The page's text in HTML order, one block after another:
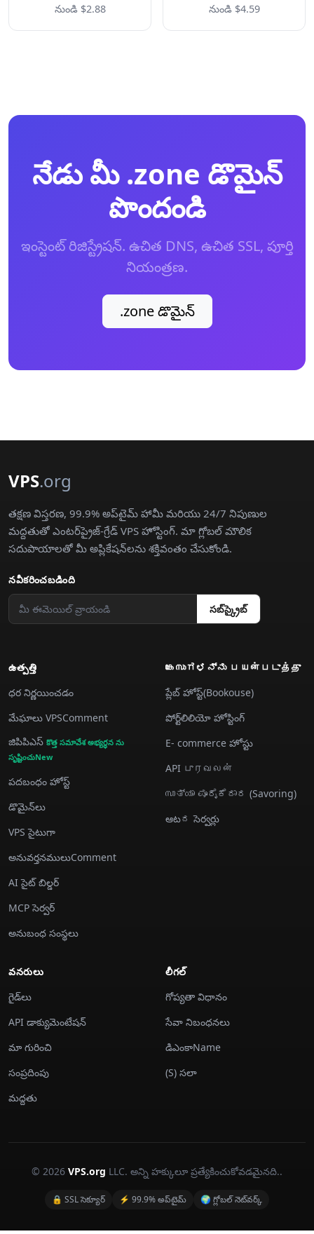
నుండి $2.88 నుండి $4.59
నేడు మీ .zone డొమైన్
పొందండి
ఇంస్టెంట్ రిజిస్ట్రేషన్. ఉచిత DNS, ఉచిత SSL, పూర్తి
నియంత్రణ.
.zone డొమైన్
VPS.org
తక్షణ విస్తరణ, 99.9% అప్‌టైమ్ హామీ మరియు 24/7 నిపుణుల
మద్దతుతో ఎంటర్‌ప్రైజ్-గ్రేడ్ VPS హోస్టింగ్. మా గ్లోబల్ మౌలిక
సదుపాయాలతో మీ అప్లికేషన్‌లను శక్తివంతం చేసుకోండి.
నవీకరించబడింది
సబ్‌స్క్రైబ్
ఉత్పత్తి
ధర నిర్ణయించడం
మేఘాలు VPSComment
జిపిపిఎస్ కొత్త సమావేశ అభ్యర్థన ను
సృష్టించుNew
పదబంధం హోస్ట్
డొమైన్‌లు
VPS సైటుగా
అనువర్తనములుComment
AI సైట్ బిల్డర్
MCP సెర్వర్
అనుబంధ సంస్థలు
കേസುಗಳನ್ನು பயன்படுத்து
ప్లేబ్ హోస్ట్(Bookouse)
పోర్ట్‌లిలియో హోస్టింగ్
E- commerce హోస్టు
API புரவலன்
സാತ್ಯಾ ಪೂರೈಕೆದಾರ (Savoring)
ఆటದ సెర్వర్లు
వనరులు
గైడ్‌లు
API డాక్యుమెంటేషన్
మా గురించి
సంప్రదింపు
మద్దతు
లీగల్
గోప్యతా విధానం
సేవా నిబంధనలు
డిఎంకాName
(S) సలా
© 2026 VPS.org LLC. అన్ని హక్కులూ ప్రత్యేకించుకోవడమైనది..
🔒 SSL సెక్యూర్ ⚡ 99.9% అప్‌టైమ్ 🌍 గ్లోబల్ నెట్‌వర్క్